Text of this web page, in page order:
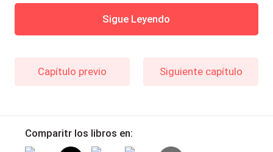
Sigue Leyendo
Capítulo previo Siguiente capítulo
Comparitr los libros en: